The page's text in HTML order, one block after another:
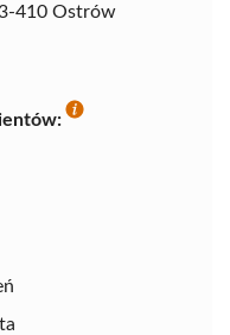
410 Ostrów